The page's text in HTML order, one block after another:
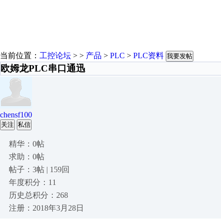
当前位置： 工控论坛 > > 产品 > PLC > PLC资料 我要发帖
欧姆龙PLC串口通迅
chensf100
关注 私信
精华：0帖
求助：0帖
帖子：3帖 | 159回
年度积分：11
历史总积分：268
注册：2018年3月28日